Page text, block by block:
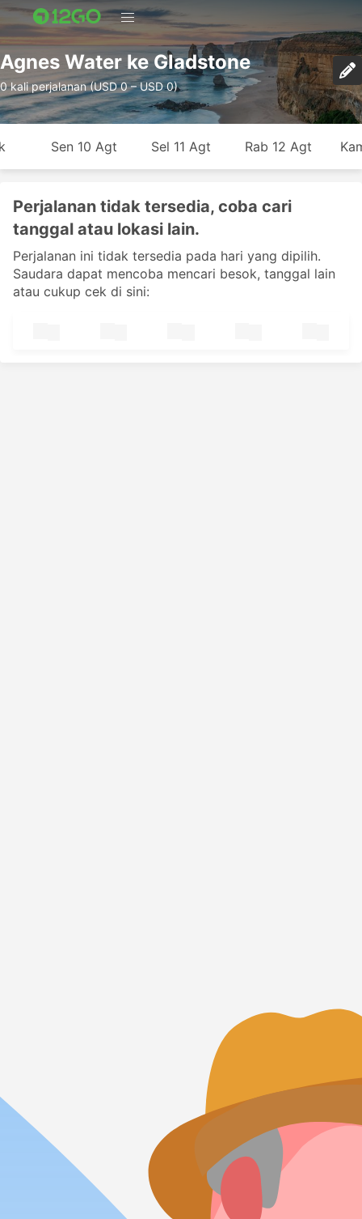
Agnes Water ke Gladstone
0 kali perjalanan (USD 0 – USD 0)
Sen 10 Agt Sel 11 Agt Rab 12 Agt
Perjalanan tidak tersedia, coba cari
tanggal atau lokasi lain.
Perjalanan ini tidak tersedia pada hari yang dipilih.
Saudara dapat mencoba mencari besok, tanggal lain
atau cukup cek di sini: